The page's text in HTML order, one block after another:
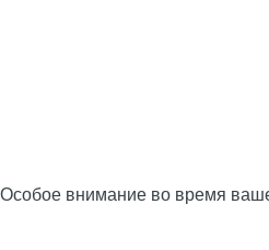
Особое внимание во время